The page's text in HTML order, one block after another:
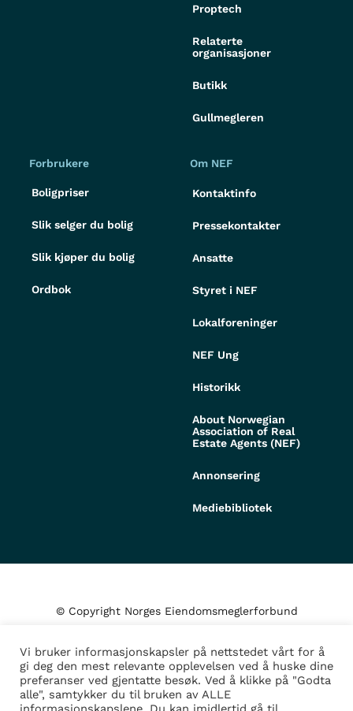
Proptech
Relaterte
organisasjoner
Butikk
Gullmegleren
Forbrukere
Boligpriser
Slik selger du bolig
Slik kjøper du bolig
Ordbok
Om NEF
Kontaktinfo
Pressekontakter
Ansatte
Styret i NEF
Lokalforeninger
NEF Ung
Historikk
About Norwegian
Association of Real
Estate Agents (NEF)
Annonsering
Mediebibliotek
© Copyright Norges Eiendomsmeglerforbund
Personvern og cookies
Administrer samtykke
Vi bruker informasjonskapsler på nettstedet vårt for å
gi deg den mest relevante opplevelsen ved å huske dine
preferanser ved gjentatte besøk. Ved å klikke på "Godta
alle", samtykker du til bruken av ALLE